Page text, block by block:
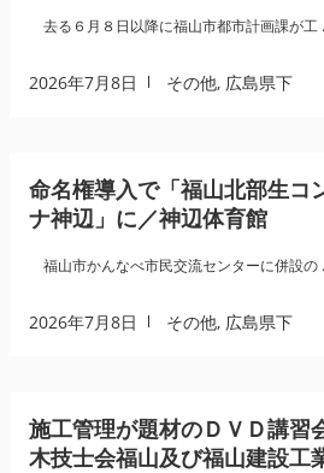
去る６月８日以降に福山市都市計画課が工
2026年7月8日 その他, 広島県下
命名権導入で「福山北部生コ
ナ神辺」に／神辺体育館
福山市かんなべ市民交流センターに併設の
2026年7月8日 その他, 広島県下
施工管理が題材のＤＶＤ講習
木技士会福山及び福山建設工